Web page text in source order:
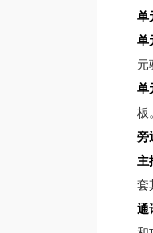
单
单
元
单
板
旁
主
套
通